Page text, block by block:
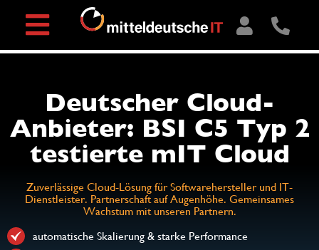
Deutscher Cloud-
Anbieter: BSI C5 Typ 2
testierte mIT Cloud
Zuverlässige Cloud-Lösung für Softwarehersteller und IT-
Dienstleister. Partnerschaft auf Augenhöhe. Gemeinsames
Wachstum mit unseren Partnern.
automatische Skalierung & starke Performance